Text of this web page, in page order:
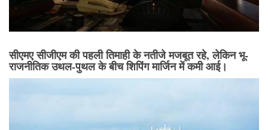
सीएमए सीजीएम की पहली तिमाही के नतीजे मजबूत रहे, लेकिन भू-
राजनीतिक उथल-पुथल के बीच शिपिंग मार्जिन में कमी आई।